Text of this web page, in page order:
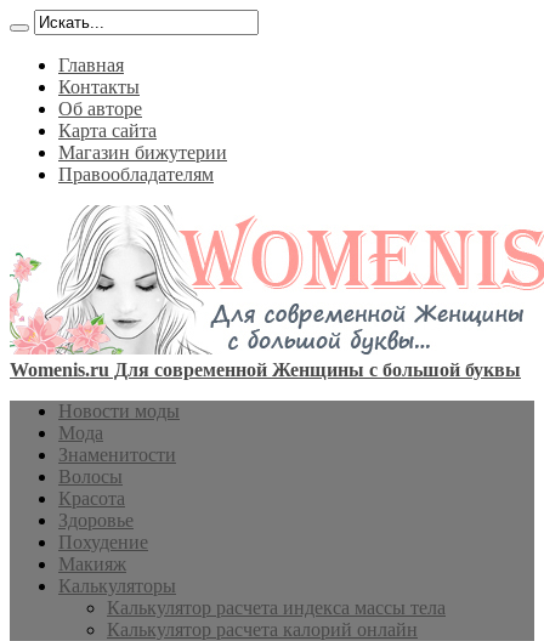
Главная
Контакты
Об авторе
Карта сайта
Магазин бижутерии
Правообладателям
Womenis.ru Для современной Женщины с большой буквы
Новости моды
Мода
Знаменитости
Волосы
Красота
Здоровье
Похудение
Макияж
Калькуляторы
Калькулятор расчета индекса массы тела
Калькулятор расчета калорий онлайн